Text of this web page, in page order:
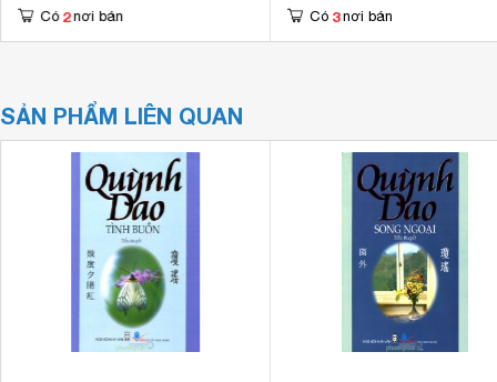
Có 2 nơi bán Có 3 nơi bán
SẢN PHẨM LIÊN QUAN